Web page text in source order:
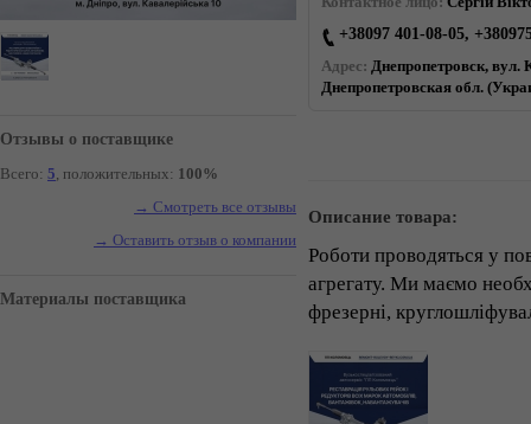
Отзывы о поставщике
Всего: 5, положительных: 100%
→ Смотреть все отзывы
→ Оставить отзыв о компании
Материалы поставщика
+38097 401-08-05,
Адрес: Днепропетровск, вул.
Днепропетровская обл.
Описание товара:
Роботи проводяться у
агрегату. Ми маємо
фрезерні,